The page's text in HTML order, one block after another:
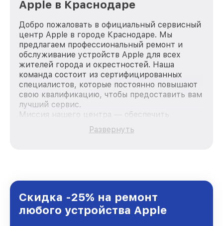
Apple в Краснодаре
Добро пожаловать в официальный сервисный
центр Apple в городе Краснодаре. Мы
предлагаем профессиональный ремонт и
обслуживание устройств Apple для всех
жителей города и окрестностей. Наша
команда состоит из сертифицированных
специалистов, которые постоянно повышают
свою квалификацию, чтобы предоставить вам
лучший сервис.
Миссия нашего центра — обеспечить
качественный и доступный ремонт для
каждого пользователя продукции Apple, вне
Краснодаре, постоянно повышая уровень
доверия и лояльности наших клиентов.
Развернуть
Скидка -25% на ремонт
любого устройства Apple